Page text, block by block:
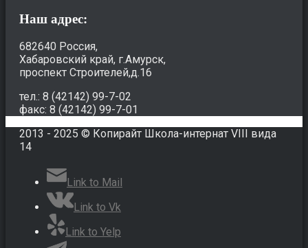
Наш адрес:
682640 Россия,
Хабаровский край, г.Амурск,
проспект Строителей,д.16
тел.: 8 (42142) 99-7-02
факс: 8 (42142) 99-7-01
2013 - 2025 © Копирайт Школа-интернат VIII вида
14
Link to Mail
Link to Vk
Link to Yelp